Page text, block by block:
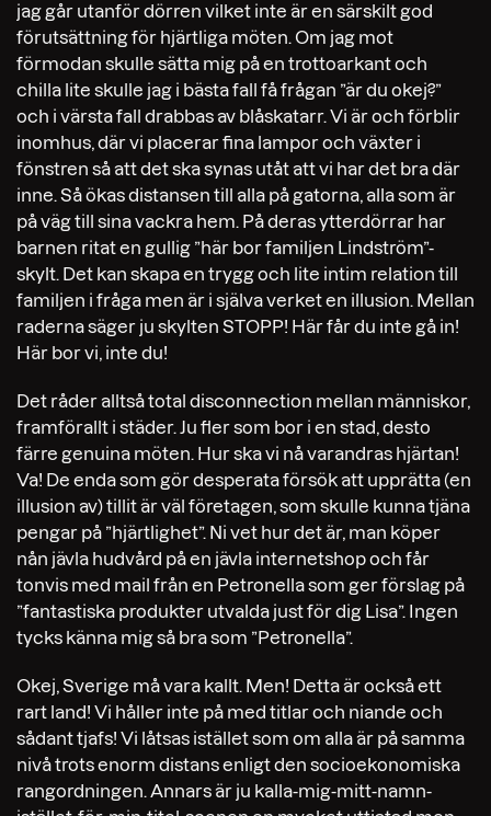
jag går utanför dörren vilket inte är en särskilt god
förutsättning för hjärtliga möten. Om jag mot
förmodan skulle sätta mig på en trottoarkant och
chilla lite skulle jag i bästa fall få frågan ”är du okej?”
och i värsta fall drabbas av blåskatarr. Vi är och förblir
inomhus, där vi placerar fina lampor och växter i
fönstren så att det ska synas utåt att vi har det bra där
inne. Så ökas distansen till alla på gatorna, alla som är
på väg till sina vackra hem. På deras ytterdörrar har
barnen ritat en gullig ”här bor familjen Lindström”-
skylt. Det kan skapa en trygg och lite intim relation till
familjen i fråga men är i själva verket en illusion. Mellan
raderna säger ju skylten STOPP! Här får du inte gå in!
Här bor vi, inte du!
Det råder alltså total disconnection mellan människor,
framförallt i städer. Ju fler som bor i en stad, desto
färre genuina möten. Hur ska vi nå varandras hjärtan!
Va! De enda som gör desperata försök att upprätta (en
illusion av) tillit är väl företagen, som skulle kunna tjäna
pengar på ”hjärtlighet”. Ni vet hur det är, man köper
nån jävla hudvård på en jävla internetshop och får
tonvis med mail från en Petronella som ger förslag på
”fantastiska produkter utvalda just för dig Lisa”. Ingen
tycks känna mig så bra som ”Petronella”.
Okej, Sverige må vara kallt. Men! Detta är också ett
rart land! Vi håller inte på med titlar och niande och
sådant tjafs! Vi låtsas istället som om alla är på samma
nivå trots enorm distans enligt den socioekonomiska
rangordningen. Annars är ju kalla-mig-mitt-namn-